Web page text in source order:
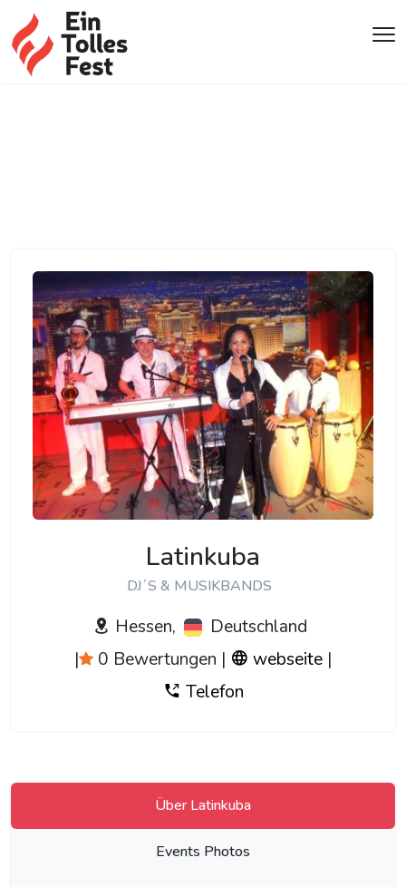
Latinkuba
DJ´S & MUSIKBANDS
Hessen,
Deutschland
|
0 Bewertungen | webseite |
Telefon
Über Latinkuba
Events Photos